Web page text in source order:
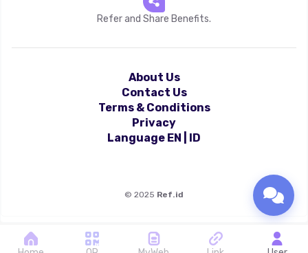
Refer and Share Benefits.
About Us
Contact Us
Terms & Conditions
Privacy
Language EN ID
© 2025 Ref.id